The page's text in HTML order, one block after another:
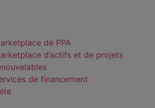
de PPA
d’actifs et de projets
de financement